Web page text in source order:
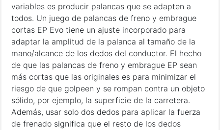
variables es producir palancas que se adapten a
todos. Un juego de palancas de freno y embrague
cortas EP Evo tiene un ajuste incorporado para
adaptar la amplitud de la palanca al tamaño de la
mano/alcance de los dedos del conductor. El hecho
de que las palancas de freno y embrague EP sean
más cortas que las originales es para minimizar el
riesgo de que golpeen y se rompan contra un objeto
sólido, por ejemplo, la superficie de la carretera.
Además, usar solo dos dedos para aplicar la fuerza
de frenado significa que el resto de los dedos